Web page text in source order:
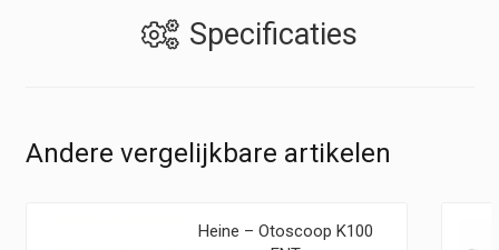
Specificaties
Andere vergelijkbare artikelen
Heine – Otoscoop K100